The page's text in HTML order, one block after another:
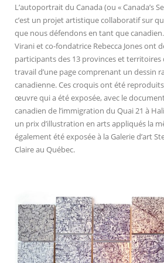
L’autoportrait du Canada (ou « Canada’s
c’est un projet artistique collaboratif sur
que nous défendons en tant que
Virani et co-fondatrice Rebecca Jones ont
participants des 13 provinces et
travail d’une page comprenant un dessin
canadienne. Ces croquis ont été
œuvre qui a été exposée, avec le
canadien de l’immigration du Quai 21 à
un prix d’illustration en arts appliqués la
également été exposée à la Galerie d’art
Claire au Québec.